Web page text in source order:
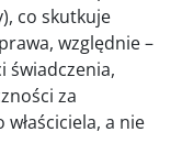
co skutkuje
względnie –
świadczenia,
za
a nie